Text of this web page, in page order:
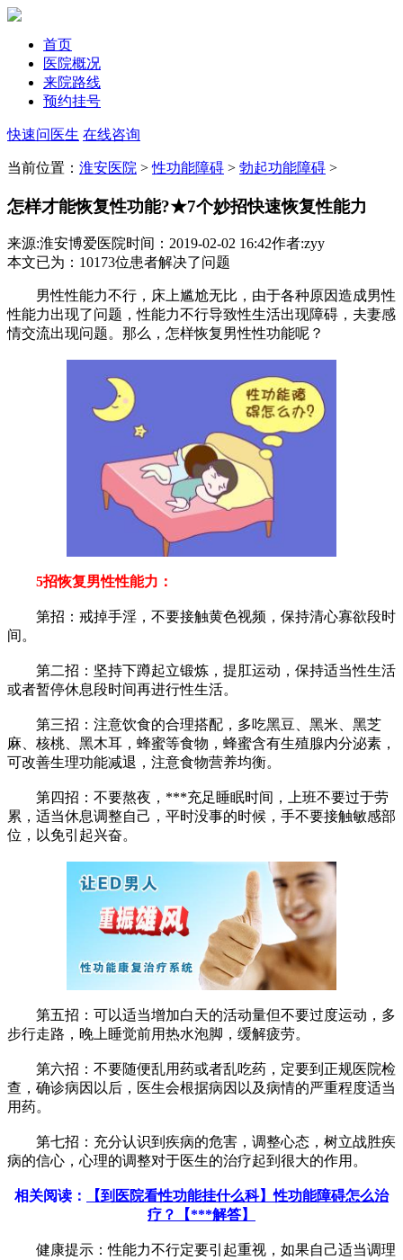
首页
医院概况
来院路线
预约挂号
快速问医生 在线咨询
当前位置： 淮安医院 >性功能障碍 > 勃起功能障碍 >
怎样才能恢复性功能?★7个妙招快速恢复性能力
来源:淮安博爱医院时间：2019-02-02 16:42作者:zyy
本文已为 ：10173位患者解决了问题
男性性能力不行，床上尴尬无比，由于各种原因造成男性
性能力出现了问题，性能力不行导致性生活出现障碍，夫妻感
情交流出现问题。那么，怎样恢复男性性功能呢？
5招恢复男性性能力：
第招：戒掉手淫，不要接触黄色视频，保持清心寡欲段时
间。
第二招：坚持下蹲起立锻炼，提肛运动，保持适当性生活
或者暂停休息段时间再进行性生活。
第三招：注意饮食的合理搭配，多吃黑豆、黑米、黑芝
麻、核桃、黑木耳，蜂蜜等食物，蜂蜜含有生殖腺内分泌素，
可改善生理功能减退，注意食物营养均衡。
第四招：不要熬夜，***充足睡眠时间，上班不要过于劳
累，适当休息调整自己，平时没事的时候，手不要接触敏感部
位，以免引起兴奋。
第五招：可以适当增加白天的活动量但不要过度运动，多
步行走路，晚上睡觉前用热水泡脚，缓解疲劳。
第六招：不要随便乱用药或者乱吃药，定要到正规医院检
查，确诊病因以后，医生会根据病因以及病情的严重程度适当
用药。
第七招：充分认识到疾病的危害，调整心态，树立战胜疾
病的信心，心理的调整对于医生的治疗起到很大的作用。
相关阅读：
【到医院看性功能挂什么科】性功能障碍怎么治
疗？【***解答】
健康提示：性能力不行定要引起重视，如果自己适当调理